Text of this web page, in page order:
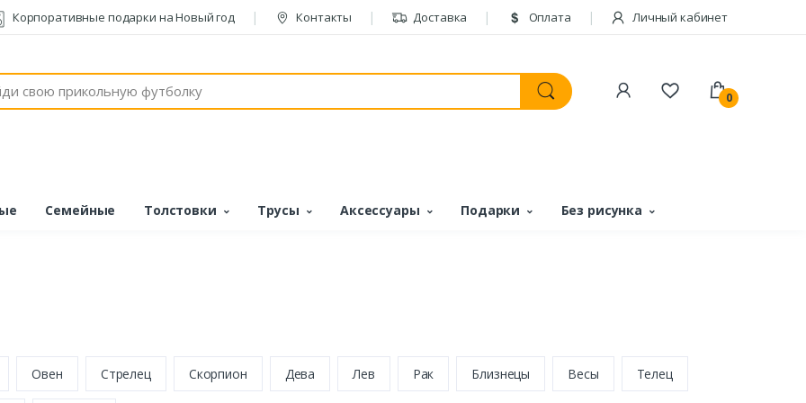
Корпоративные подарки на Новый год Контакты Доставка Оплата Личный кабинет
0
Семейные Толстовки Трусы Аксессуары Подарки Без рисунка
Овен Стрелец Скорпион Дева Лев Рак Близнецы Весы Телец